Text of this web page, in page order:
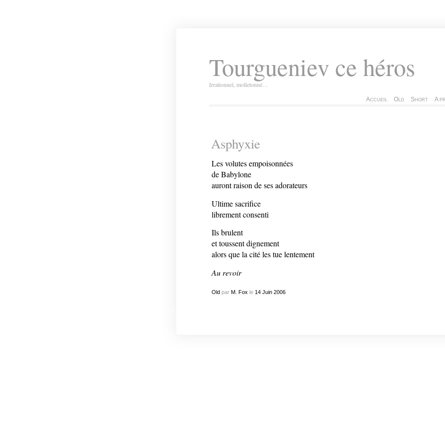
Tourgueniev ce héros
Irrationnel, molletonné…
Accueil Old Short A
Asphyxie
Les volutes empoisonnées
de Babylone
auront raison de ses adorateurs
Ultime sacrifice
librement consenti
Ils brulent
et toussent dignement
alors que la cité les tue lentement
Au revoir
Oldpar M. Fox le 14 Juin 2006